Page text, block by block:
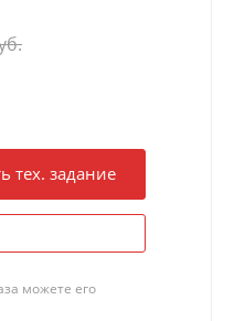
тех. задание
можете его